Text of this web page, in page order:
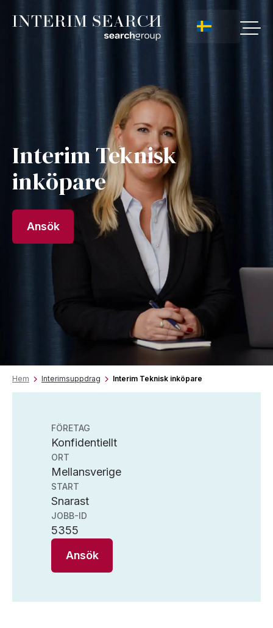
Interim Teknisk
inköpare
Ansök
Hem Interimsuppdrag Interim Teknisk inköpare
FÖRETAG
Konfidentiellt
ORT
Mellansverige
START
Snarast
JOBB-ID
5355
Ansök